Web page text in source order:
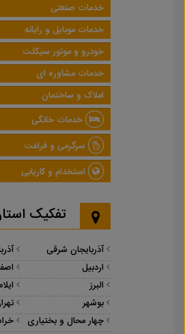
خدمات صنعتی
خدمات موبایل و رایانه
خودرو و موتور سیکلت
خدمات مشاوره ای
املاک و ساختمان
خدمات خانگی
سرگرمی و فراغت
استخدام و کاریابی
تفکیک
آذربایجان شرقی
اردبیل
البرز
بوشهر
چهار محال و بختیاری